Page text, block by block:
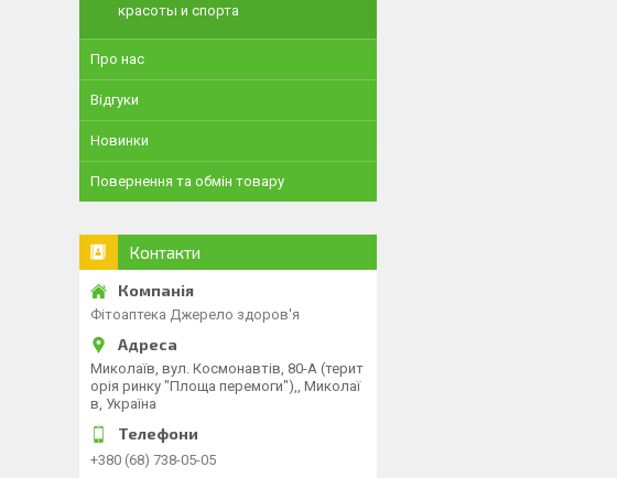
красоты и спорта
Про нас
Відгуки
Новинки
Повернення та обмін товару
Контакти
Фітоаптека Джерело здоров'я
Миколаїв, вул. Космонавтів, 80-А (терит
орія ринку "Площа перемоги"),, Миколаї
в, Україна
+380 (68) 738-05-05